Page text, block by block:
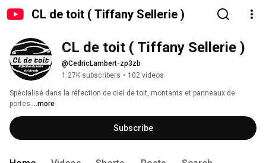
CL de toit ( Tiffany Sellerie )
CL de toit ( Tiffany Sellerie )
@CedricLambert-zp3zb
1.27K subscribers • 102 videos
Spécialisé dans la réfection de ciel de toit, montants et panneaux de
portes ...more
Subscribe